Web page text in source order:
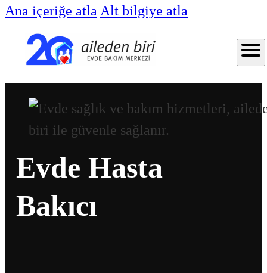
Ana içeriğe atla Alt bilgiye atla
Evde Hasta
Bakıcı